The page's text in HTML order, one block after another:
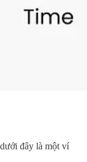
đây là một ví